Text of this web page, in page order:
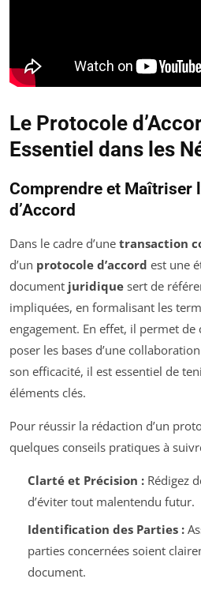
Le Protocole
Essentiel dans les
Comprendre et Maîtriser
d’Accord
Dans le cadre d’une transaction
d’un protocole d’accord est une
document juridique sert de
impliquées, en formalisant les
engagement. En effet, il permet
poser les bases d’une
son efficacité, il est essentiel de
éléments clés.
Pour réussir la rédaction d’un
quelques conseils pratiques à
Clarté et Précision :Rédigez
d’éviter tout malentendu futur.
Identification des Parties :
parties concernées soient
document.